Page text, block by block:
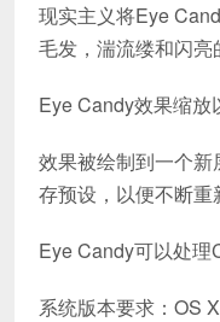
现实主义将Eye
毛发，湍流缕和闪亮
Eye Candy效果缩放
效果被绘制到一个
存预设，以便不断重
Eye Candy可以处理
系统版本要求：OS